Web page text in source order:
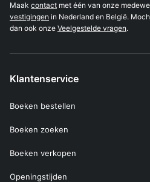
Maak contact met één van onze
vestigingen in Nederland en België.
dan ook onze Veelgestelde vragen.
Klantenservice
Boeken bestellen
Boeken zoeken
Boeken verkopen
Openingstijden